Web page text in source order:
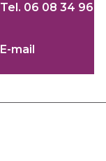
Tel. 06 08 34 96
E-mail